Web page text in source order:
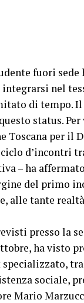
fuori
nel
di tempo.
status.
Toscana per
d’incontri
– ha
del primo
alle tante
presso la
ha visto
sociale,
Mario